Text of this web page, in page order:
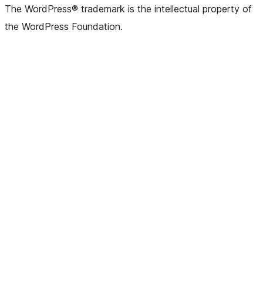
The WordPress® trademark is the intellectual property of
the WordPress Foundation.